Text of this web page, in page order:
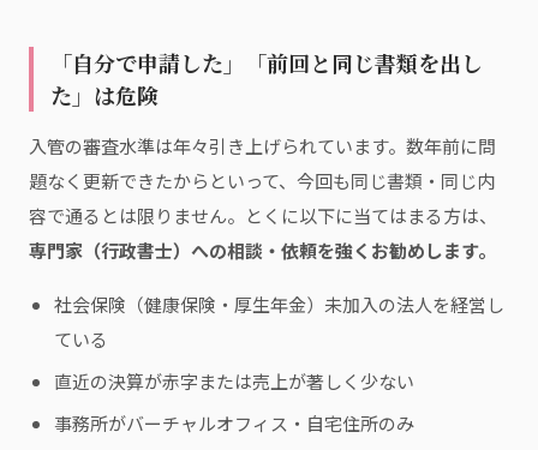
「自分で申請した」「前回と同じ書類を出し
た」は危険
入管の審査水準は年々引き上げられています。数年前に問
題なく更新できたからといって、今回も同じ書類・同じ内
容で通るとは限りません。とくに以下に当てはまる方は、
専門家（行政書士）への相談・依頼を強くお勧めします。
社会保険（健康保険・厚生年金）未加入の法人を経営し
ている
直近の決算が赤字または売上が著しく少ない
事務所がバーチャルオフィス・自宅住所のみ